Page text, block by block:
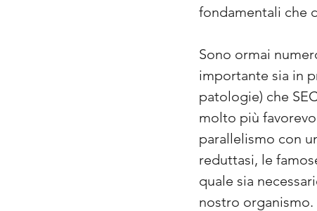
fondamentali che
Sono ormai
importante sia in
patologie) che
molto più
parallelismo con
reduttasi, le
quale sia
nostro organismo.